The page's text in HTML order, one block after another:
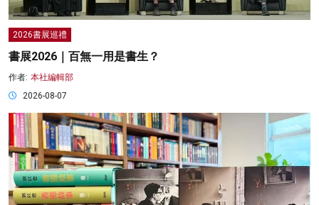
2026書展巡禮
書展2026｜百無一用是書生？
作者: 本社編輯部
2026-08-07